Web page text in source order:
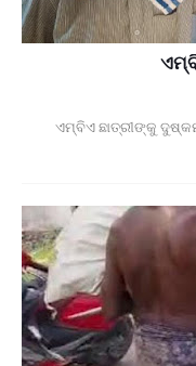
ଏମ୍‌ବିଏ ଛାତ୍ରୀଙ୍କୁ